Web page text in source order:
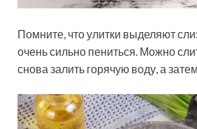
Помните, что улитки выделяют
очень сильно пениться. Можно
снова залить горячую воду, а